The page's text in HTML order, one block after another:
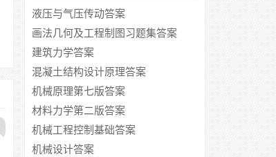
液压与气压传动答案
画法几何及工程制图习题集答案
建筑力学答案
混凝土结构设计原理答案
机械原理第七版答案
材料力学第二版答案
机械工程控制基础答案
机械设计答案